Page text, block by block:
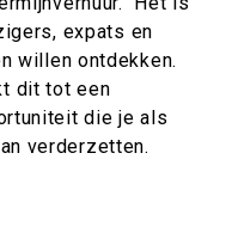
expats en
willen ontdekken.
dit tot een
die je als
verderzetten.